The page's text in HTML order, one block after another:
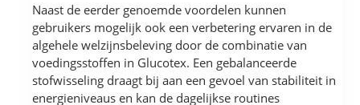
Naast de eerder genoemde voordelen kunnen
gebruikers mogelijk ook een verbetering ervaren in de
algehele welzijnsbeleving door de combinatie van
voedingsstoffen in Glucotex. Een gebalanceerde
stofwisseling draagt bij aan een gevoel van stabiliteit in
energieniveaus en kan de dagelijkse routines